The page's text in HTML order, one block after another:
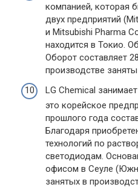
компанией, которая
двух предприятий
и Mitsubishi Pharma
находится в Токио.
Оборот составляет
производстве
LG Chemical
это корейское
прошлого года
Благодаря
технологий по
светодиодам.
офисом в Сеуле
занятых в